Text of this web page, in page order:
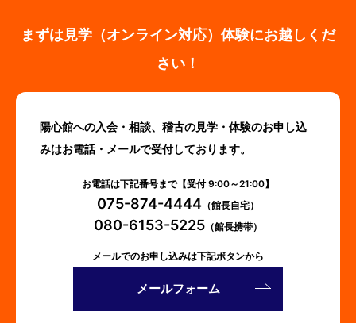
まずは見学（オンライン対応）体験にお越しくだ
さい！
陽心館への入会・相談、稽古の見学・体験のお申し込
みはお電話・メールで受付しております。
お電話は下記番号まで【受付 9:00～21:00】
075-874-4444 （館長自宅）
080-6153-5225 （館長携帯）
メールでのお申し込みは下記ボタンから
メールフォーム